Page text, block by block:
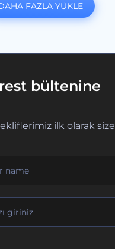
FAZLA YÜKLE
bültenine
ilk olarak size